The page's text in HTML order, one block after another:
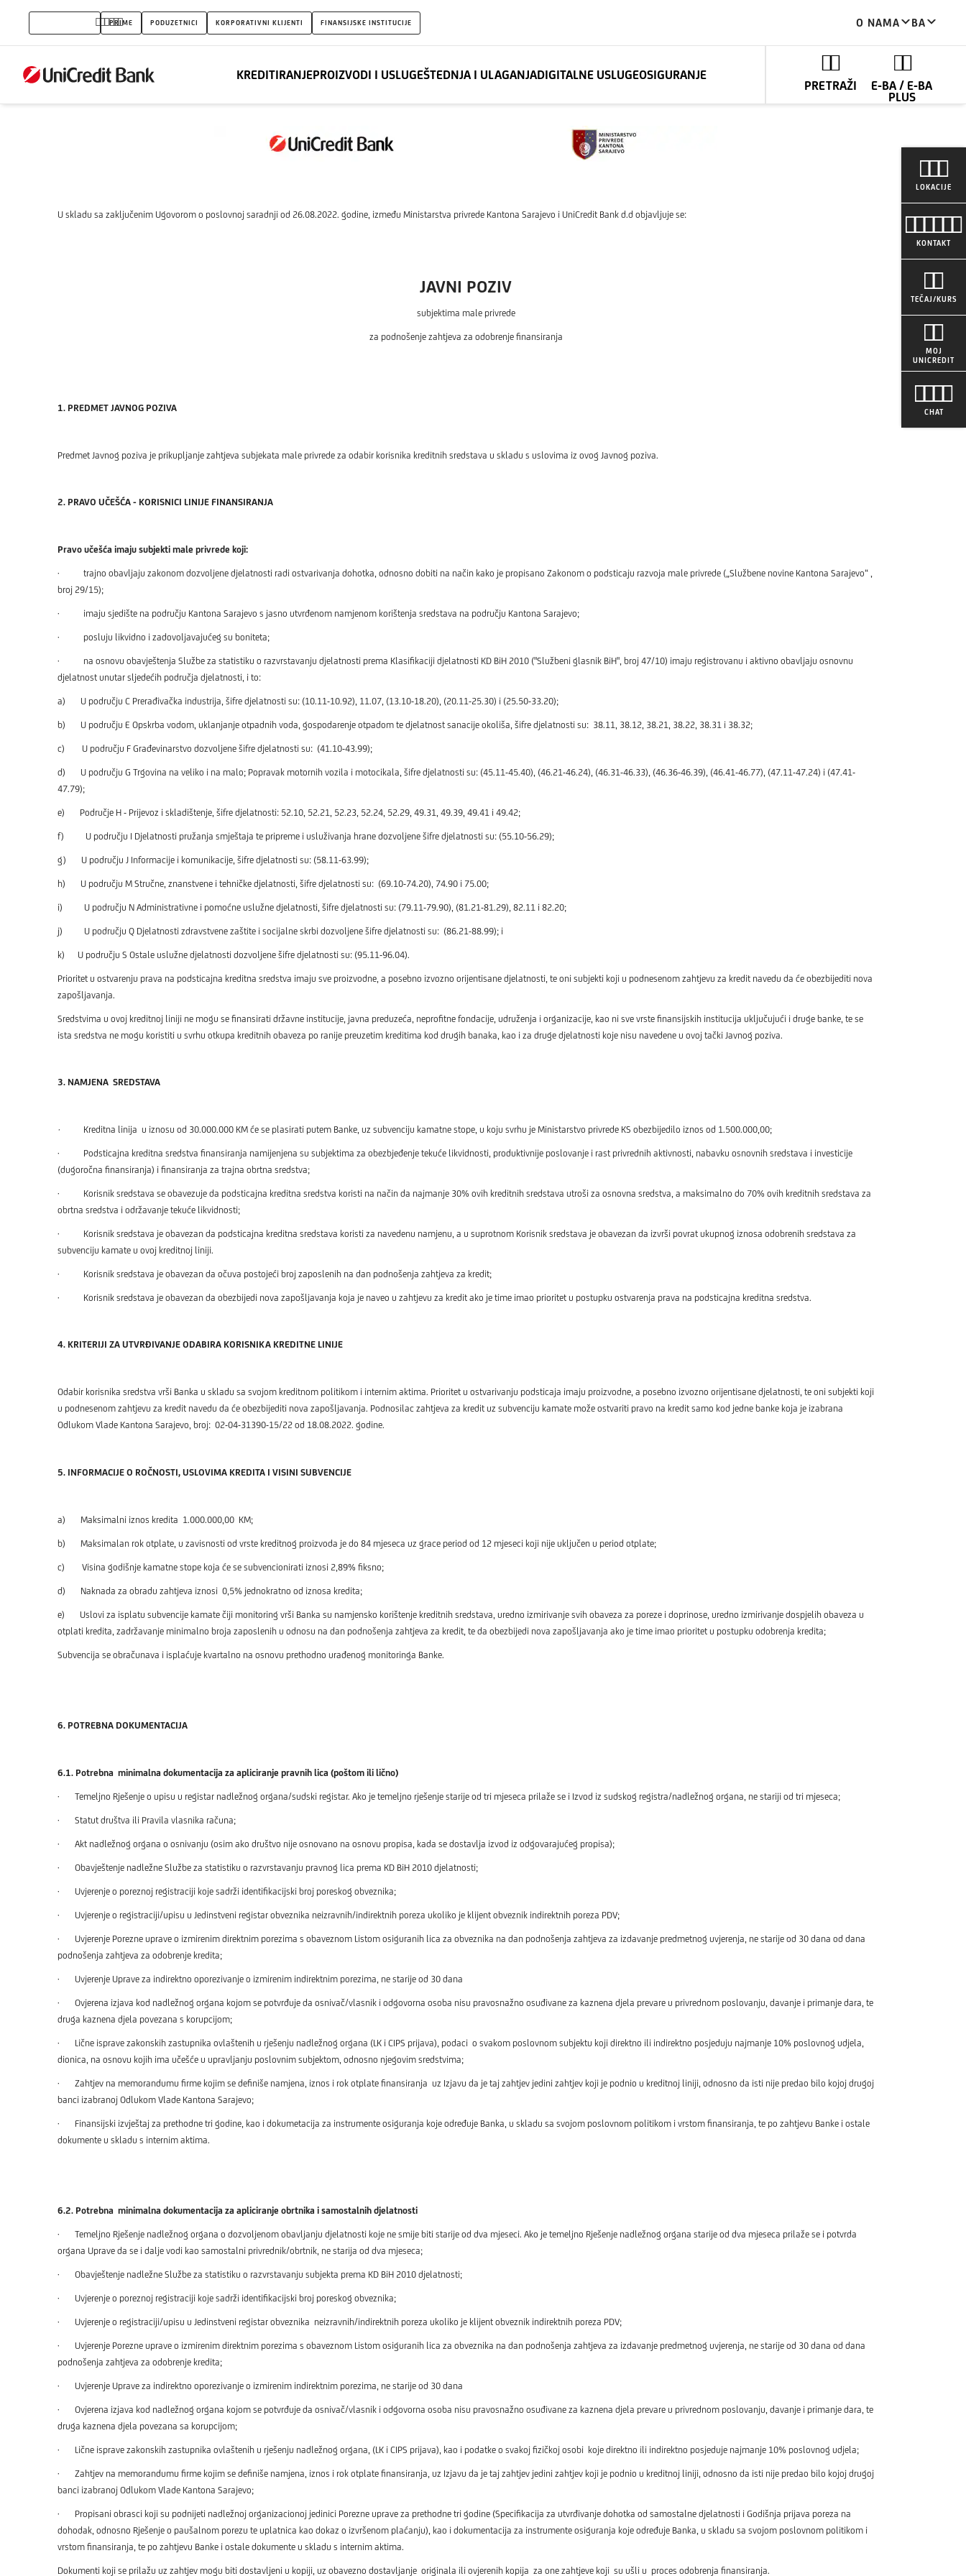
Javni
poziv
subjektima
male
PRIME PODUZETNICI KORPORATIVNI KLIJENTI FINANSIJSKE INSTITUCIJE O NAMA BA
KREDITIRANJEPROIZVODI I USLUGEŠTEDNJA I ULAGANJADIGITALNE USLUGEOSIGURANJE
PRETRAŽI
E-BA / E-BA
PLUS
LOKACIJE
KONTAKT
TEČAJ/KURS
MOJ
UNICREDIT
CHAT
U skladu sa zaključenim Ugovorom o poslovnoj saradnji od 26.08.2022. godine, između Ministarstva privrede Kantona Sarajevo i UniCredit Bank d.d objavljuje se:
JAVNI POZIV
subjektima male privrede
za podnošenje zahtjeva za odobrenje finansiranja
1. PREDMET JAVNOG POZIVA
Predmet Javnog poziva je prikupljanje zahtjeva subjekata male privrede za odabir korisnika kreditnih sredstava u skladu s uslovima iz ovog Javnog poziva.
2. PRAVO UČEŠĆA - KORISNICI LINIJE FINANSIRANJA
Pravo učešća imaju subjekti male privrede koji:
· trajno obavljaju zakonom dozvoljene djelatnosti radi ostvarivanja dohotka, odnosno dobiti na način kako je propisano Zakonom o podsticaju razvoja male privrede („Službene novine Kantona Sarajevo“ ,
broj 29/15);
· imaju sjedište na području Kantona Sarajevo s jasno utvrđenom namjenom korištenja sredstava na području Kantona Sarajevo;
· posluju likvidno i zadovoljavajućeg su boniteta;
· na osnovu obavještenja Službe za statistiku o razvrstavanju djelatnosti prema Klasifikaciji djelatnosti KD BiH 2010 ("Službeni glasnik BiH", broj 47/10) imaju registrovanu i aktivno obavljaju osnovnu
djelatnost unutar sljedećih područja djelatnosti, i to:
a) U području C Prerađivačka industrija, šifre djelatnosti su: (10.11-10.92), 11.07, (13.10-18.20), (20.11-25.30) i (25.50-33.20);
b) U području E Opskrba vodom, uklanjanje otpadnih voda, gospodarenje otpadom te djelatnost sanacije okoliša, šifre djelatnosti su: 38.11, 38.12, 38.21, 38.22, 38.31 i 38.32;
c) U području F Građevinarstvo dozvoljene šifre djelatnosti su: (41.10-43.99);
d) U području G Trgovina na veliko i na malo; Popravak motornih vozila i motocikala, šifre djelatnosti su: (45.11-45.40), (46.21-46.24), (46.31-46.33), (46.36-46.39), (46.41-46.77), (47.11-47.24) i (47.41-
47.79);
e) Područje H - Prijevoz i skladištenje, šifre djelatnosti: 52.10, 52.21, 52.23, 52.24, 52.29, 49.31, 49.39, 49.41 i 49.42;
f) U području I Djelatnosti pružanja smještaja te pripreme i usluživanja hrane dozvoljene šifre djelatnosti su: (55.10-56.29);
g) U području J Informacije i komunikacije, šifre djelatnosti su: (58.11-63.99);
h) U području M Stručne, znanstvene i tehničke djelatnosti, šifre djelatnosti su: (69.10-74.20), 74.90 i 75.00;
i) U području N Administrativne i pomoćne uslužne djelatnosti, šifre djelatnosti su: (79.11-79.90), (81.21-81.29), 82.11 i 82.20;
j) U području Q Djelatnosti zdravstvene zaštite i socijalne skrbi dozvoljene šifre djelatnosti su: (86.21-88.99); i
k) U području S Ostale uslužne djelatnosti dozvoljene šifre djelatnosti su: (95.11-96.04).
Prioritet u ostvarenju prava na podsticajna kreditna sredstva imaju sve proizvodne, a posebno izvozno orijentisane djelatnosti, te oni subjekti koji u podnesenom zahtjevu za kredit navedu da će obezbijediti nova
zapošljavanja.
Sredstvima u ovoj kreditnoj liniji ne mogu se finansirati državne institucije, javna preduzeća, neprofitne fondacije, udruženja i organizacije, kao ni sve vrste finansijskih institucija uključujući i druge banke, te se
ista sredstva ne mogu koristiti u svrhu otkupa kreditnih obaveza po ranije preuzetim kreditima kod drugih banaka, kao i za druge djelatnosti koje nisu navedene u ovoj tački Javnog poziva.
3. NAMJENA SREDSTAVA
· Kreditna linija u iznosu od 30.000.000 KM će se plasirati putem Banke, uz subvenciju kamatne stope, u koju svrhu je Ministarstvo privrede KS obezbijedilo iznos od 1.500.000,00;
· Podsticajna kreditna sredstva finansiranja namijenjena su subjektima za obezbjeđenje tekuće likvidnosti, produktivnije poslovanje i rast privrednih aktivnosti, nabavku osnovnih sredstava i investicije
(dugoročna finansiranja) i finansiranja za trajna obrtna sredstva;
· Korisnik sredstava se obavezuje da podsticajna kreditna sredstva koristi na način da najmanje 30% ovih kreditnih sredstava utroši za osnovna sredstva, a maksimalno do 70% ovih kreditnih sredstava za
obrtna sredstva i održavanje tekuće likvidnosti;
· Korisnik sredstava je obavezan da podsticajna kreditna sredstava koristi za navedenu namjenu, a u suprotnom Korisnik sredstava je obavezan da izvrši povrat ukupnog iznosa odobrenih sredstava za
subvenciju kamate u ovoj kreditnoj liniji.
· Korisnik sredstava je obavezan da očuva postojeći broj zaposlenih na dan podnošenja zahtjeva za kredit;
· Korisnik sredstava je obavezan da obezbijedi nova zapošljavanja koja je naveo u zahtjevu za kredit ako je time imao prioritet u postupku ostvarenja prava na podsticajna kreditna sredstva.
4. KRITERIJI ZA UTVRĐIVANJE ODABIRA KORISNIKA KREDITNE LINIJE
Odabir korisnika sredstva vrši Banka u skladu sa svojom kreditnom politikom i internim aktima. Prioritet u ostvarivanju podsticaja imaju proizvodne, a posebno izvozno orijentisane djelatnosti, te oni subjekti koji
u podnesenom zahtjevu za kredit navedu da će obezbijediti nova zapošljavanja. Podnosilac zahtjeva za kredit uz subvenciju kamate može ostvariti pravo na kredit samo kod jedne banke koja je izabrana
Odlukom Vlade Kantona Sarajevo, broj: 02-04-31390-15/22 od 18.08.2022. godine.
5. INFORMACIJE O ROČNOSTI, USLOVIMA KREDITA I VISINI SUBVENCIJE
a) Maksimalni iznos kredita 1.000.000,00 KM;
b) Maksimalan rok otplate, u zavisnosti od vrste kreditnog proizvoda je do 84 mjeseca uz grace period od 12 mjeseci koji nije uključen u period otplate;
c) Visina godišnje kamatne stope koja će se subvencionirati iznosi 2,89% fiksno;
d) Naknada za obradu zahtjeva iznosi 0,5% jednokratno od iznosa kredita;
e) Uslovi za isplatu subvencije kamate čiji monitoring vrši Banka su namjensko korištenje kreditnih sredstava, uredno izmirivanje svih obaveza za poreze i doprinose, uredno izmirivanje dospjelih obaveza u
otplati kredita, zadržavanje minimalno broja zaposlenih u odnosu na dan podnošenja zahtjeva za kredit, te da obezbijedi nova zapošljavanja ako je time imao prioritet u postupku odobrenja kredita;
Subvencija se obračunava i isplaćuje kvartalno na osnovu prethodno urađenog monitoringa Banke.
6. POTREBNA DOKUMENTACIJA
6.1. Potrebna minimalna dokumentacija za apliciranje pravnih lica (poštom ili lično)
· Temeljno Rješenje o upisu u registar nadležnog organa/sudski registar. Ako je temeljno rješenje starije od tri mjeseca prilaže se i Izvod iz sudskog registra/nadležnog organa, ne stariji od tri mjeseca;
· Statut društva ili Pravila vlasnika računa;
· Akt nadležnog organa o osnivanju (osim ako društvo nije osnovano na osnovu propisa, kada se dostavlja izvod iz odgovarajućeg propisa);
· Obavještenje nadležne Službe za statistiku o razvrstavanju pravnog lica prema KD BiH 2010 djelatnosti;
· Uvjerenje o poreznoj registraciji koje sadrži identifikacijski broj poreskog obveznika;
· Uvjerenje o registraciji/upisu u Jedinstveni registar obveznika neizravnih/indirektnih poreza ukoliko je klijent obveznik indirektnih poreza PDV;
· Uvjerenje Porezne uprave o izmirenim direktnim porezima s obaveznom Listom osiguranih lica za obveznika na dan podnošenja zahtjeva za izdavanje predmetnog uvjerenja, ne starije od 30 dana od dana
podnošenja zahtjeva za odobrenje kredita;
· Uvjerenje Uprave za indirektno oporezivanje o izmirenim indirektnim porezima, ne starije od 30 dana
· Ovjerena izjava kod nadležnog organa kojom se potvrđuje da osnivač/vlasnik i odgovorna osoba nisu pravosnažno osuđivane za kaznena djela prevare u privrednom poslovanju, davanje i primanje dara, te
druga kaznena djela povezana s korupcijom;
· Lične isprave zakonskih zastupnika ovlaštenih u rješenju nadležnog organa (LK i CIPS prijava), podaci o svakom poslovnom subjektu koji direktno ili indirektno posjeduju najmanje 10% poslovnog udjela,
dionica, na osnovu kojih ima učešće u upravljanju poslovnim subjektom, odnosno njegovim sredstvima;
· Zahtjev na memorandumu firme kojim se definiše namjena, iznos i rok otplate finansiranja uz Izjavu da je taj zahtjev jedini zahtjev koji je podnio u kreditnoj liniji, odnosno da isti nije predao bilo kojoj drugoj
banci izabranoj Odlukom Vlade Kantona Sarajevo;
· Finansijski izvještaj za prethodne tri godine, kao i dokumetacija za instrumente osiguranja koje određuje Banka, u skladu sa svojom poslovnom politikom i vrstom finansiranja, te po zahtjevu Banke i ostale
dokumente u skladu s internim aktima.
6.2. Potrebna minimalna dokumentacija za apliciranje obrtnika i samostalnih djelatnosti
· Temeljno Rješenje nadležnog organa o dozvoljenom obavljanju djelatnosti koje ne smije biti starije od dva mjeseci. Ako je temeljno Rješenje nadležnog organa starije od dva mjeseca prilaže se i potvrda
organa Uprave da se i dalje vodi kao samostalni privrednik/obrtnik, ne starija od dva mjeseca;
· Obavještenje nadležne Službe za statistiku o razvrstavanju subjekta prema KD BiH 2010 djelatnosti;
· Uvjerenje o poreznoj registraciji koje sadrži identifikacijski broj poreskog obveznika;
· Uvjerenje o registraciji/upisu u Jedinstveni registar obveznika neizravnih/indirektnih poreza ukoliko je klijent obveznik indirektnih poreza PDV;
· Uvjerenje Porezne uprave o izmirenim direktnim porezima s obaveznom Listom osiguranih lica za obveznika na dan podnošenja zahtjeva za izdavanje predmetnog uvjerenja, ne starije od 30 dana od dana
podnošenja zahtjeva za odobrenje kredita;
· Uvjerenje Uprave za indirektno oporezivanje o izmirenim indirektnim porezima, ne starije od 30 dana
· Ovjerena izjava kod nadležnog organa kojom se potvrđuje da osnivač/vlasnik i odgovorna osoba nisu pravosnažno osuđivane za kaznena djela prevare u privrednom poslovanju, davanje i primanje dara, te
druga kaznena djela povezana sa korupcijom;
· Lične isprave zakonskih zastupnika ovlaštenih u rješenju nadležnog organa, (LK i CIPS prijava), kao i podatke o svakoj fizičkoj osobi koje direktno ili indirektno posjeduje najmanje 10% poslovnog udjela;
· Zahtjev na memorandumu firme kojim se definiše namjena, iznos i rok otplate finansiranja, uz Izjavu da je taj zahtjev jedini zahtjev koji je podnio u kreditnoj liniji, odnosno da isti nije predao bilo kojoj drugoj
banci izabranoj Odlukom Vlade Kantona Sarajevo;
· Propisani obrasci koji su podnijeti nadležnoj organizacionoj jedinici Porezne uprave za prethodne tri godine (Specifikacija za utvrđivanje dohotka od samostalne djelatnosti i Godišnja prijava poreza na
dohodak, odnosno Rješenje o paušalnom porezu te uplatnica kao dokaz o izvršenom plaćanju), kao i dokumentacija za instrumente osiguranja koje određuje Banka, u skladu sa svojom poslovnom politikom i
vrstom finansiranja, te po zahtjevu Banke i ostale dokumente u skladu s internim aktima.
Dokumenti koji se prilažu uz zahtjev mogu biti dostavljeni u kopiji, uz obavezno dostavljanje originala ili ovjerenih kopija za one zahtjeve koji su ušli u proces odobrenja finansiranja.